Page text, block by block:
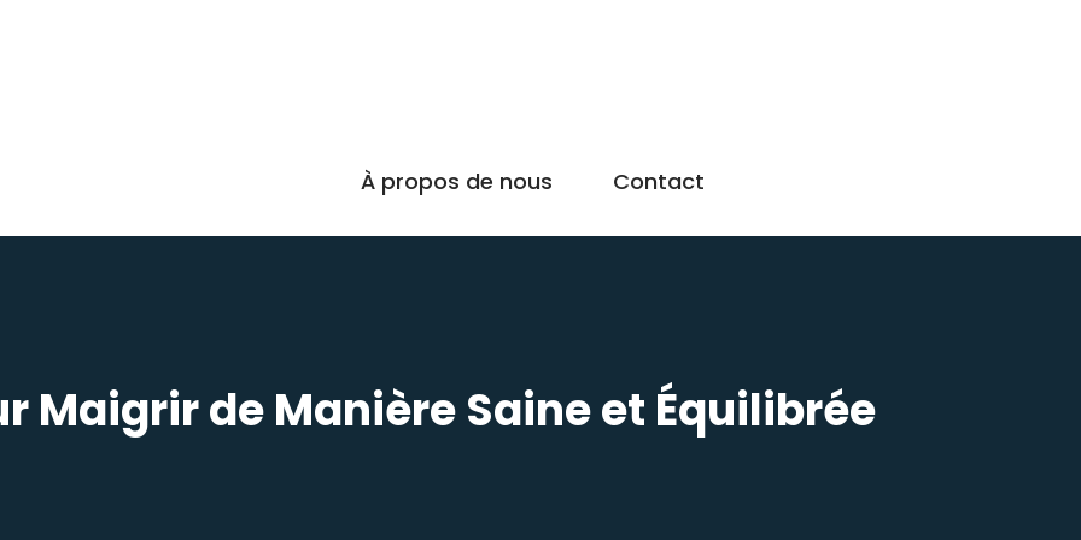
À propos de nous Contact
Maigrir de Manière Saine et Équilibrée